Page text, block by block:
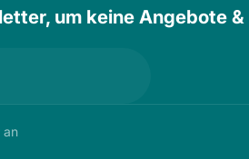
um keine Angebote
an